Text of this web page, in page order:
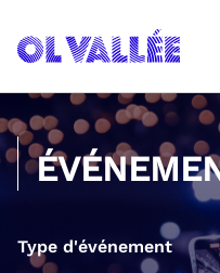
Type d'événement